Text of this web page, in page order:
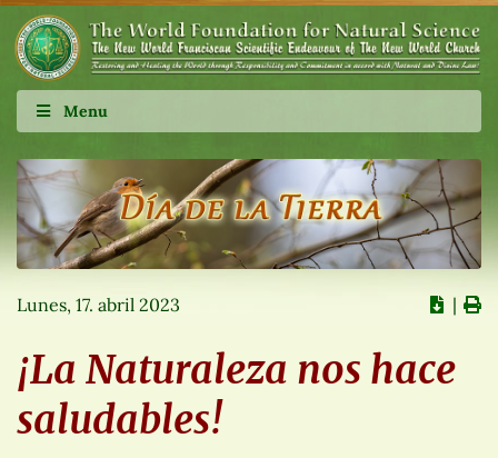
Menu
Lunes, 17. abril 2023 ∣
¡La Naturaleza nos hace
saludables!